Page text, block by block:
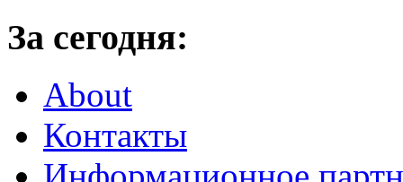
За сегодня:
About
Контакты